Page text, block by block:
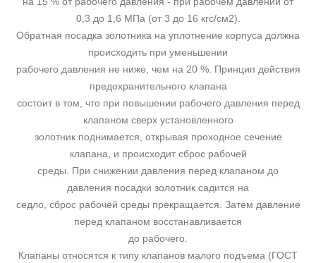
0,3 до 1,6 МПа (от 3 до 16 кгс/см2).
Обратная посадка золотника на уплотнение корпуса должна
происходить при уменьшении
рабочего давления не ниже, чем на 20 %. Принцип действия
предохранительного клапана
состоит в том, что при повышении рабочего давления перед
клапаном сверх установленного
золотник поднимается, открывая проходное сечение
клапана, и происходит сброс рабочей
среды. При снижении давления перед клапаном до
давления посадки золотник садится на
седло, сброс рабочей среды прекращается. Затем давление
перед клапаном восстанавливается
до рабочего.
Клапаны относятся к типу клапанов малого подъема (ГОСТ